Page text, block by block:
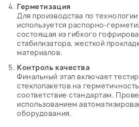
Герметизация
Для производства по
используется распорно-
состоящая из гибкого
стабилизатора, жесткой
материалов.
Контроль качества
Финальный этап включает
стеклопакетов на
соответствие стандартам.
использованием
оборудования.